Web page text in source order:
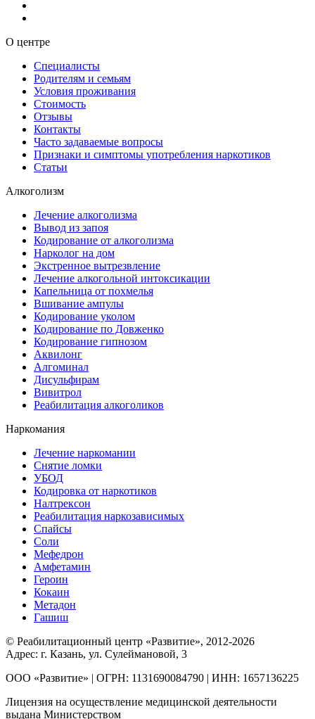
О центре
Специалисты
Родителям и семьям
Условия проживания
Стоимость
Отзывы
Контакты
Часто задаваемые вопросы
Признаки и симптомы употребления наркотиков
Статьи
Алкоголизм
Лечение алкоголизма
Вывод из запоя
Кодирование от алкоголизма
Нарколог на дом
Экстренное вытрезвление
Лечение алкогольной интоксикации
Капельница от похмелья
Вшивание ампулы
Кодирование уколом
Кодирование по Довженко
Кодирование гипнозом
Аквилонг
Алгоминал
Дисульфирам
Вивитрол
Реабилитация алкоголиков
Наркомания
Лечение наркомании
Снятие ломки
УБОД
Кодировка от наркотиков
Налтрексон
Реабилитация наркозависимых
Спайсы
Соли
Мефедрон
Амфетамин
Героин
Кокаин
Метадон
Гашиш
© Реабилитационный центр «Развитие», 2012-2026
Адрес: г. Казань, ул. Сулеймановой, 3
ООО «Развитие» | ОГРН: 1131690084790 | ИНН: 1657136225
Лицензия на осуществление медицинской деятельности
выдана Министерством